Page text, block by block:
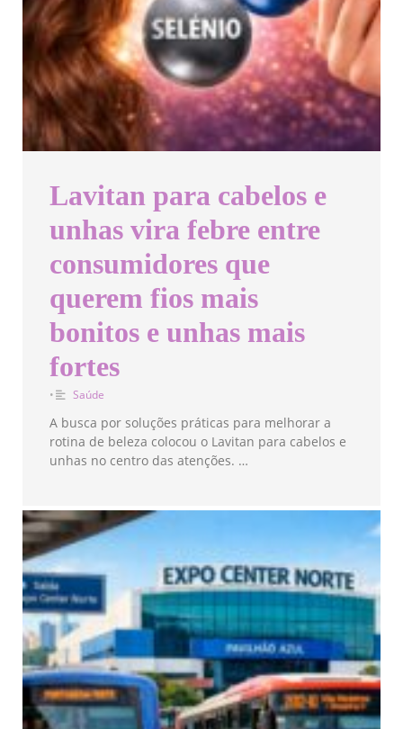
Lavitan para cabelos e
unhas vira febre entre
consumidores que
querem fios mais
bonitos e unhas mais
fortes
• Saúde
A busca por soluções práticas para melhorar a
rotina de beleza colocou o Lavitan para cabelos e
unhas no centro das atenções. …